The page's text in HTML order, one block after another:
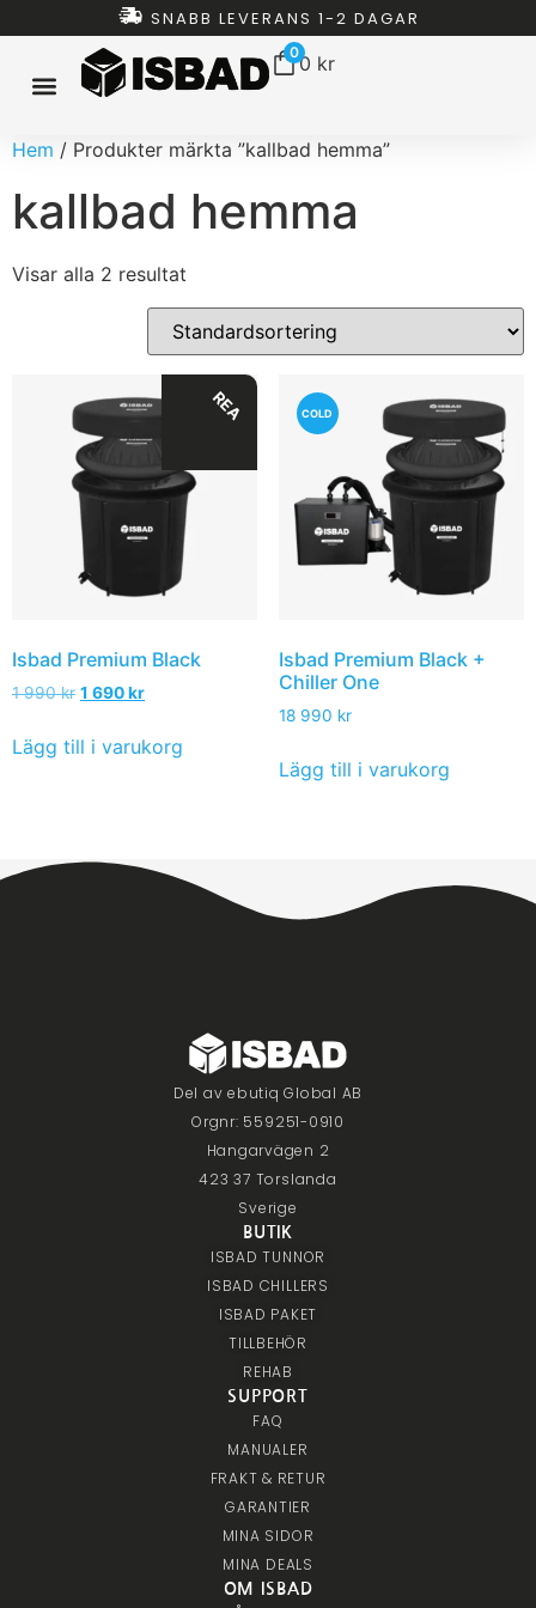
SNABB LEVERANS 1-2 DAGAR
00 kr
Hem / Produkter märkta ”kallbad hemma”
kallbad hemma
Visar alla 2 resultat
REA
Isbad Premium Black
1 990kr 1 690kr
Lägg till i varukorg
COLD
Isbad Premium Black +
Chiller One
18 990 kr
Lägg till i varukorg
Del av ebutiq Global AB
Orgnr: 559251-0910
Hangarvägen 2
423 37 Torslanda
Sverige
BUTIK
ISBAD TUNNOR
ISBAD CHILLERS
ISBAD PAKET
TILLBEHÖR
REHAB
SUPPORT
FAQ
MANUALER
FRAKT & RETUR
GARANTIER
MINA SIDOR
MINA DEALS
OM ISBAD